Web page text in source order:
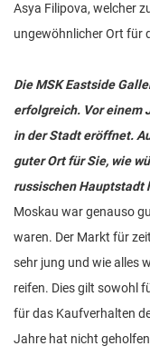
Asya Filipova, welcher
ungewöhnlicher Ort für
Die MSK Eastside
erfolgreich. Vor einem
in der Stadt eröffnet.
guter Ort für Sie, wie
russischen Hauptstadt
Moskau war genauso
waren. Der Markt für
sehr jung und wie alles
reifen. Dies gilt sowohl
für das Kaufverhalten
Jahre hat nicht